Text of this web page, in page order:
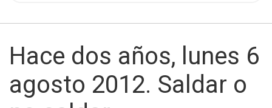
Hace dos años, lunes 6
agosto 2012. Saldar o